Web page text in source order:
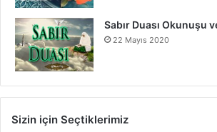
Sabır Duası Okunuşu
22 Mayıs 2020
Sizin için Seçtiklerimiz